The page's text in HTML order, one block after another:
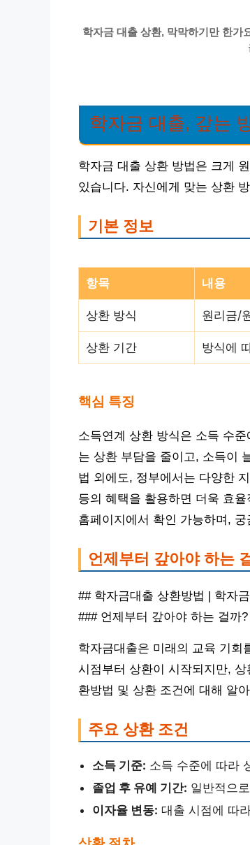
학자금 대출 상환, 막막하기만 한가
학자금 대출, 갚는
학자금 대출 상환 방법은 크게
있습니다. 자신에게 맞는 상환
기본 정보
항목 내용
상환 방식 원리금/
상환 기간 방식에
핵심 특징
소득연계 상환 방식은 소득 수
는 상환 부담을 줄이고, 소득이
법 외에도, 정부에서는 다양한
등의 혜택을 활용하면 더욱 효
홈페이지에서 확인 가능하며,
언제부터 갚아야 하는
## 학자금대출 상환방법 | 학자
### 언제부터 갚아야 하는 걸까?
학자금대출은 미래의 교육 기회
시점부터 상환이 시작되지만,
환방법 및 상환 조건에 대해 알
주요 상환 조건
소득 기준: 소득 수준에 따라
졸업 후 유예 기간: 일반적으
이자율 변동: 대출 시점에 따